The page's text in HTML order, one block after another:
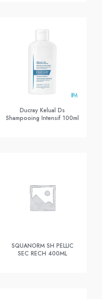
Ducray Kelual Ds
Shampooing Intensif 100ml
SQUANORM SH PELLIC
SEC RECH 400ML